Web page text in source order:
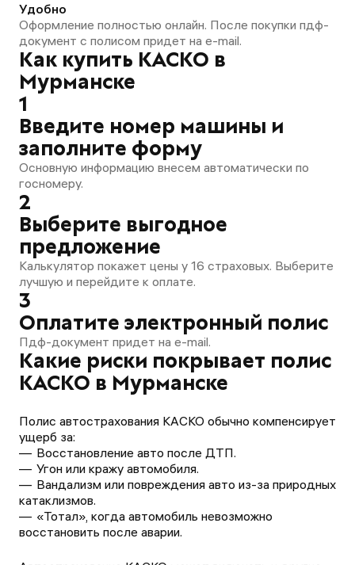
Удобно
Оформление полностью онлайн. После покупки пдф-
документ с полисом придет на e-mail.
Как купить КАСКО в
Мурманске
1
Введите номер машины и
заполните форму
Основную информацию внесем автоматически по
госномеру.
2
Выберите выгодное
предложение
Калькулятор покажет цены у 16 страховых. Выберите
лучшую и перейдите к оплате.
3
Оплатите электронный полис
Пдф-документ придет на e-mail.
Какие риски покрывает полис
КАСКО в Мурманске
Полис автострахования КАСКО обычно компенсирует
ущерб за:
Восстановление авто после ДТП.
Угон или кражу автомобиля.
Вандализм или повреждения авто из-за природных
катаклизмов.
«Тотал», когда автомобиль невозможно
восстановить после аварии.